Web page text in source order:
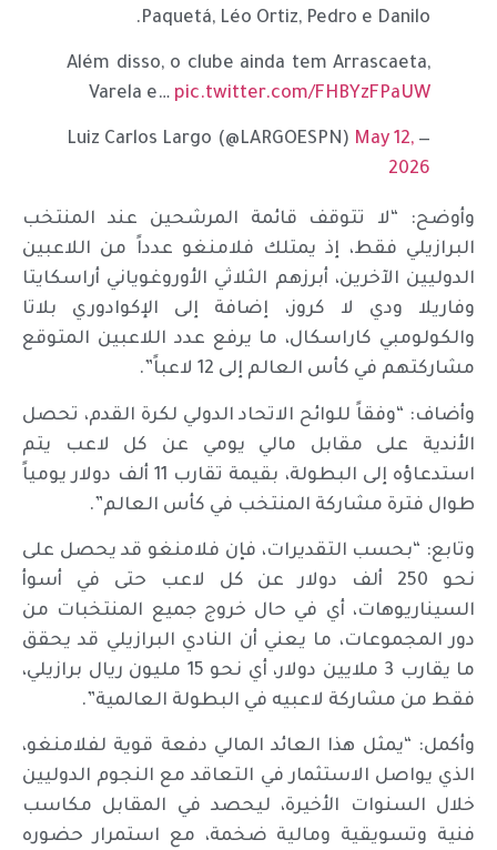
Paquetá, Léo Ortiz, Pedro e Danilo.
Além disso, o clube ainda tem Arrascaeta,
Varela e… pic.twitter.com/FHBYzFPaUW
— Luiz Carlos Largo (@LARGOESPN)
May 12,
2026
وأوضح: “لا تتوقف قائمة المرشحين عند المنتخب
البرازيلي فقط، إذ يمتلك فلامنغو عدداً من اللاعبين
الدوليين الآخرين، أبرزهم الثلاثي الأوروغوياني أراسكايتا
وفاريلا ودي لا كروز، إضافة إلى الإكوادوري بلاتا
والكولومبي كاراسكال، ما يرفع عدد اللاعبين المتوقع
مشاركتهم في كأس العالم إلى 12 لاعباً”.
وأضاف: “وفقاً للوائح الاتحاد الدولي لكرة القدم، تحصل
الأندية على مقابل مالي يومي عن كل لاعب يتم
استدعاؤه إلى البطولة، بقيمة تقارب 11 ألف دولار يومياً
طوال فترة مشاركة المنتخب في كأس العالم”.
وتابع: “بحسب التقديرات، فإن فلامنغو قد يحصل على
نحو 250 ألف دولار عن كل لاعب حتى في أسوأ
السيناريوهات، أي في حال خروج جميع المنتخبات من
دور المجموعات، ما يعني أن النادي البرازيلي قد يحقق
ما يقارب 3 ملايين دولار، أي نحو 15 مليون ريال برازيلي،
فقط من مشاركة لاعبيه في البطولة العالمية”.
وأكمل: “يمثل هذا العائد المالي دفعة قوية لفلامنغو،
الذي يواصل الاستثمار في التعاقد مع النجوم الدوليين
خلال السنوات الأخيرة، ليحصد في المقابل مكاسب
فنية وتسويقية ومالية ضخمة، مع استمرار حضوره